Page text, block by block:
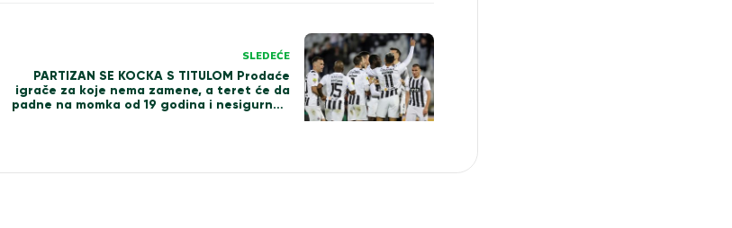
SLEDEĆE
PARTIZAN SE KOCKA S TITULOM Prodaće
igrače za koje nema zamene, a teret će da
padne na momka od 19 godina i nesigurnog